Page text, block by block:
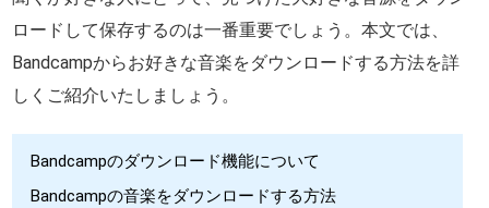
ロードして保存するのは一番重要でしょう。本文では、
Bandcampからお好きな音楽をダウンロードする方法を詳
しくご紹介いたしましょう。
Bandcampのダウンロード機能について
Bandcampの音楽をダウンロードする方法